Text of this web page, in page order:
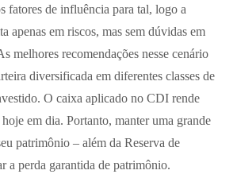
fatores de influência para tal, logo a
apenas em riscos, mas sem dúvidas em
melhores recomendações nesse cenário
diversificada em diferentes classes de
O caixa aplicado no CDI rende
em dia. Portanto, manter uma grande
patrimônio – além da Reserva de
a perda garantida de patrimônio.